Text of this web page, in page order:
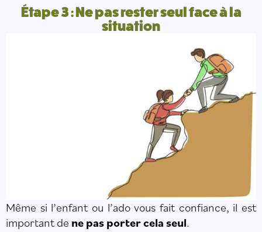
Étape 3 : Ne pas rester seul face à la
situation
Même si l’enfant ou l’ado vous fait confiance, il est
important de ne pas porter cela seul.